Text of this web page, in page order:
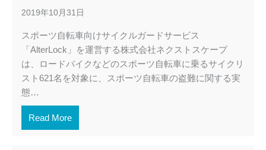
2019年10月31日
スポーツ自転車向けサイクルガードサービス
「AlterLock」を運営する株式会社ネクストスケープ
は、ロードバイクなどのスポーツ自転車に乗るサイクリ
スト621名を対象に、スポーツ自転車の盗難に関する実
態…
Read More